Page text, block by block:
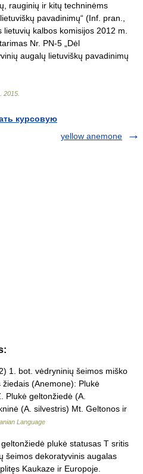
rauginių ir kitų techninėms
pavadinimų“ (Inf. pran.,
kalbos komisijos 2012 m.
Nr. PN-5 „Dėl
augalų lietuviškų pavadinimų
2015
курсовую
yellow anemone
1. bot. vėdryninių šeimos miško
(Anemone): Plukė
Plukė geltonžiedė (A.
(A. silvestris) Mt. Geltonos ir
Language
plukė statusas T sritis
šeimos dekoratyvinis augalas
Kaukaze ir Europoje.